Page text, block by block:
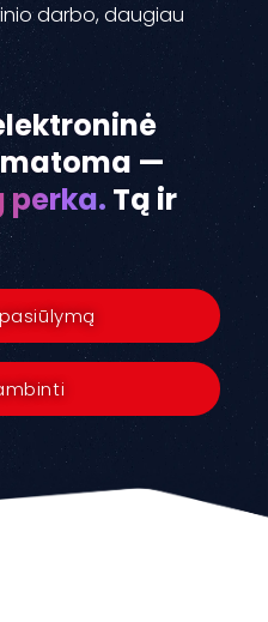
darbo, daugiau
—
perka. Tą ir